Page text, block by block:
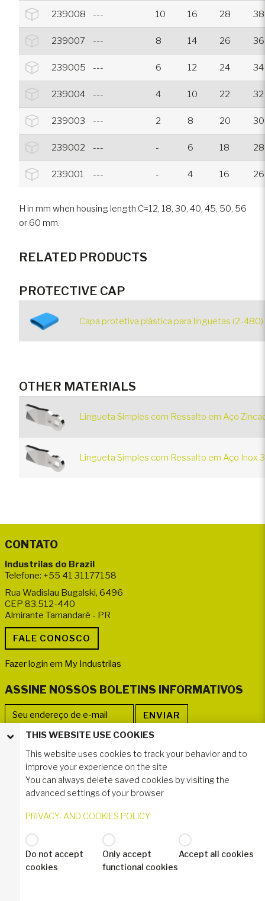
239008 --- 10 16 28 38
239007 --- 8 14 26 36
239005 --- 6 12 24 34
239004 --- 4 10 22 32
239003 --- 2 8 20 30
239002 --- - 6 18 28
239001 --- - 4 16 26
H in mm when housing length C=12, 18, 30, 40, 45, 50, 56
or 60 mm.
RELATED PRODUCTS
PROTECTIVE CAP
Capa protetiva plástica para linguetas (2-480)
OTHER MATERIALS
Lingueta Simples com Ressalto em Aço
Lingueta Simples com Ressalto em Aço Inox
CONTATO
Industrilas do Brazil
Telefone: +55 41 31177158
Rua Wadislau Bugalski, 6496
CEP 83.512-440
Almirante Tamandaré - PR
Fazer login em My Industrilas
ASSINE NOSSOS BOLETINS INFORMATIVOS
SIGA-NOS
THIS WEBSITE USE COOKIES
This website uses cookies to track your behavior and to
improve your experience on the site
You can always delete saved cookies by visiting the
advanced settings of your browser
PRIVACY- AND COOKIES POLICY
Do not accept
cookies
Only accept
functional cookies
Accept all cookies
© 2020 Industrilås AB